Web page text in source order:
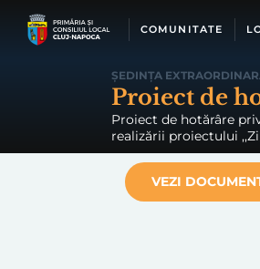
COMUNITATE
ȘEDINȚA
Proiect de
Proiect de hotărâre
realizării proiectului
VEZI